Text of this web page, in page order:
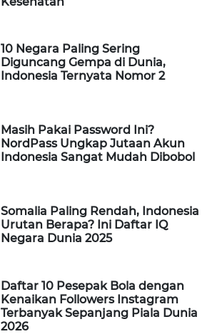
10 Negara Paling Sering
Diguncang Gempa di Dunia,
Indonesia Ternyata Nomor 2
Masih Pakai Password Ini?
NordPass Ungkap Jutaan Akun
Indonesia Sangat Mudah Dibobol
Somalia Paling Rendah, Indonesia
Urutan Berapa? Ini Daftar IQ
Negara Dunia 2025
Daftar 10 Pesepak Bola dengan
Kenaikan Followers Instagram
Terbanyak Sepanjang Piala Dunia
2026